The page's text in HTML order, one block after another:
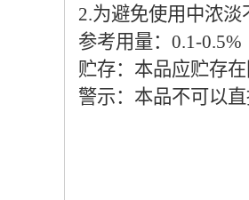
2.为避免使用中浓淡
参考用量：0.1-0.5%
贮存：本品应贮存
警示：本品不可以